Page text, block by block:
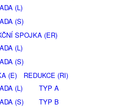
(L)
(S)
SPOJKA (ER)
(L)
(S)
(E)
(L)
(S)
REDUKCE (RI)
TYP A
TYP B